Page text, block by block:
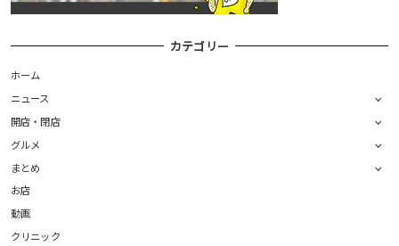
カテゴリー
ホーム
ニュース
開店・閉店
グルメ
まとめ
お店
動画
クリニック